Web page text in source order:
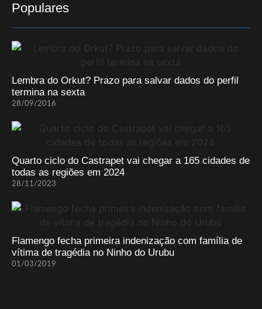
Populares
Lembra do Orkut? Prazo para salvar dados do perfil
termina na sexta
28/09/2016
Quarto ciclo do Castrapet vai chegar a 165 cidades de
todas as regiões em 2024
28/11/2023
Flamengo fecha primeira indenização com família de
vítima de tragédia no Ninho do Urubu
01/03/2019